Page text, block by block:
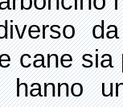
da
cane
hanno